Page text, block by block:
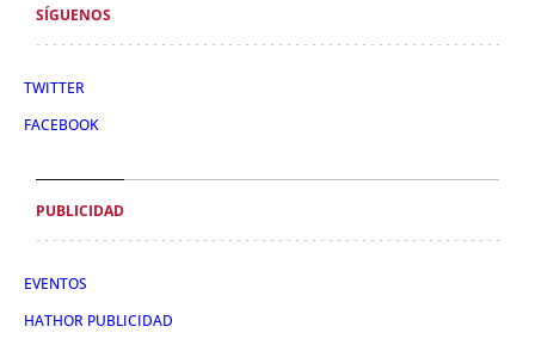
SÍGUENOS
TWITTER
FACEBOOK
PUBLICIDAD
EVENTOS
HATHOR PUBLICIDAD